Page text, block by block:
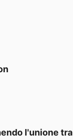
l'unione tra